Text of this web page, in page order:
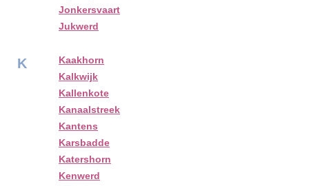
Jonkersvaart
Jukwerd
K
Kaakhorn
Kalkwijk
Kallenkote
Kanaalstreek
Kantens
Karsbadde
Katershorn
Kenwerd